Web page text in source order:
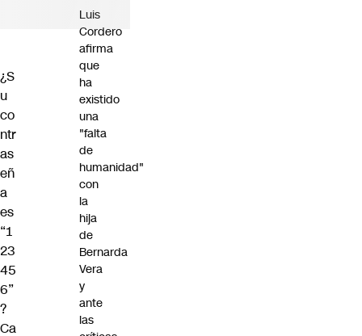
¿S
u
co
ntr
as
eñ
a
es
“1
23
45
6”
?
Ca
Luis
Cordero
afirma
que
ha
existido
una
"falta
de
humanidad"
con
la
hija
de
Bernarda
Vera
y
ante
las